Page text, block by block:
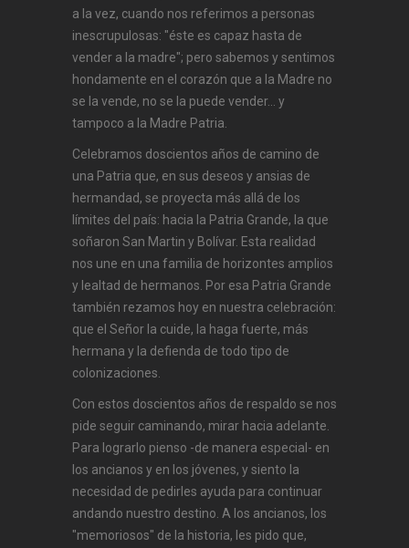
a la vez, cuando nos referimos a personas
inescrupulosas: "éste es capaz hasta de
vender a la madre"; pero sabemos y sentimos
hondamente en el corazón que a la Madre no
se la vende, no se la puede vender... y
tampoco a la Madre Patria.
Celebramos doscientos años de camino de
una Patria que, en sus deseos y ansias de
hermandad, se proyecta más allá de los
límites del país: hacia la Patria Grande, la que
soñaron San Martin y Bolívar. Esta realidad
nos une en una familia de horizontes amplios
y lealtad de hermanos. Por esa Patria Grande
también rezamos hoy en nuestra celebración:
que el Señor la cuide, la haga fuerte, más
hermana y la defienda de todo tipo de
colonizaciones.
Con estos doscientos años de respaldo se nos
pide seguir caminando, mirar hacia adelante.
Para lograrlo pienso -de manera especial- en
los ancianos y en los jóvenes, y siento la
necesidad de pedirles ayuda para continuar
andando nuestro destino. A los ancianos, los
"memoriosos" de la historia, les pido que,